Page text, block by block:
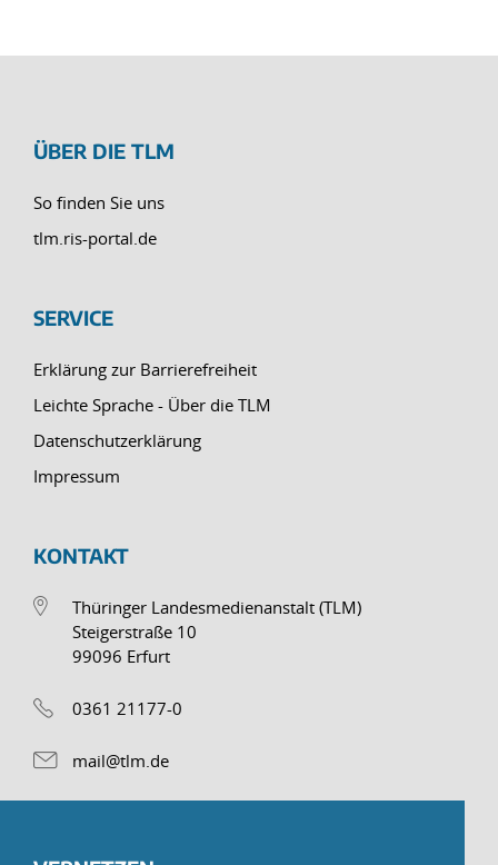
ÜBER DIE TLM
So finden Sie uns
tlm.ris-portal.de
SERVICE
Erklärung zur Barrierefreiheit
Leichte Sprache - Über die TLM
Datenschutzerklärung
Impressum
KONTAKT
Thüringer Landesmedienanstalt (TLM)
Steigerstraße 10
99096 Erfurt
0361 21177-0
mail@tlm.de